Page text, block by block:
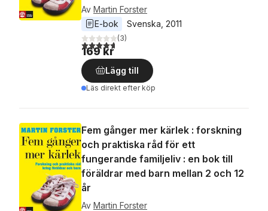
Av Martin Forster
E-bok
Svenska 2011
4,7utav 5 stjärnor. Totalt antal röster:
(3)
169 kr
Lägg till
Läs direkt efter köp
Fem gånger mer kärlek : forskning
och praktiska råd för ett
fungerande familjeliv : en bok till
föräldrar med barn mellan 2 och 12
år
Av Martin Forster